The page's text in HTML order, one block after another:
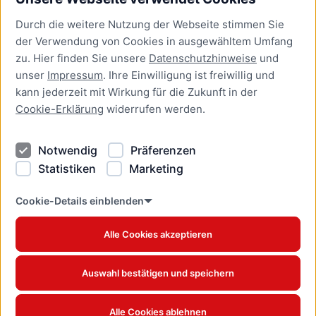
Durch die weitere Nutzung der Webseite stimmen Sie
der Verwendung von Cookies in ausgewähltem Umfang
zu. Hier finden Sie unsere Datenschutzhinweise und
unser Impressum. Ihre Einwilligung ist freiwillig und
kann jederzeit mit Wirkung für die Zukunft in der
Cookie-Erklärung widerrufen werden.
Notwendig
Präferenzen
Statistiken
Marketing
Cookie-Details einblenden
Alle Cookies akzeptieren
Auswahl bestätigen und speichern
Alle Cookies ablehnen
Bürgerservice
Presse
Newsletter Lübeck:kompakt
Kontakt
Kontakt
Datenschutzhinweise
Barrierefreiheit
Cookie Erklärung
www.luebeck.de